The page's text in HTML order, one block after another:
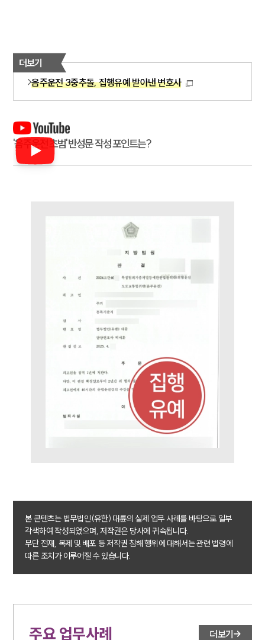
음주운전·교통사고전문변호사추천
소식/자료
법률 블로그
법률서식
뉴스레터/브로슈어
대륜법률상담예약
더보기
음주운전 3중추돌, 집행유예 받아낸 변호사
'음주운전 초범' 반성문 작성 포인트는?
본 콘텐츠는 법무법인(유한) 대륜의 실제 업무 사례를 바탕으로 일부
각색하여 작성되었으며, 저작권은 당사에 귀속됩니다.
무단 전재, 복제 및 배포 등 저작권 침해 행위에 대해서는 관련 법령에
따른 조치가 이루어질 수 있습니다.
주요 업무사례 더보기